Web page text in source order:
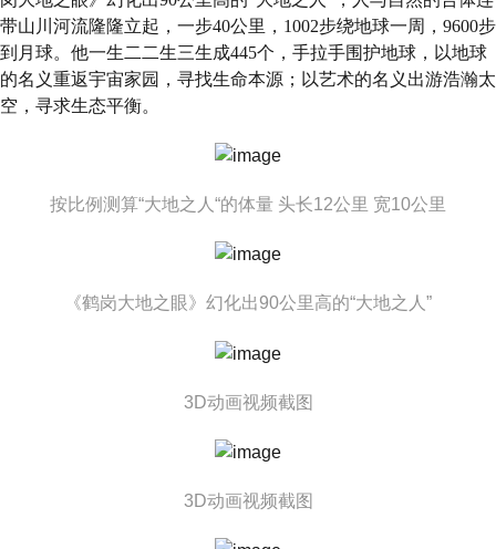
带山川河流隆隆立起，一步40公里，1002步绕地球一周，9600步
到月球。他一生二二生三生成445个，手拉手围护地球，以地球
的名义重返宇宙家园，寻找生命本源；以艺术的名义出游浩瀚太
空，寻求生态平衡。
按比例测算“大地之人“的体量 头长12公里 宽10公里
《鹤岗大地之眼》幻化出90公里高的“大地之人”
3D动画视频截图
3D动画视频截图